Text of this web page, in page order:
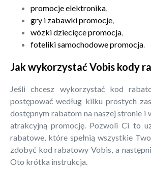
promocje elektronika,
gry i zabawki promocje,
wózki dziecięce promocja,
foteliki samochodowe promocja.
Jak wykorzystać Vobis kody
Jeśli chcesz wykorzystać kod
postępować według kilku prostych
dostępnym rabatom na naszej stronie i
atrakcyjną promocję. Pozwoli Ci to
rabatowe, które spełnią wszystkie
zdobyć kod rabatowy Vobis, a
Oto krótka instrukcja.